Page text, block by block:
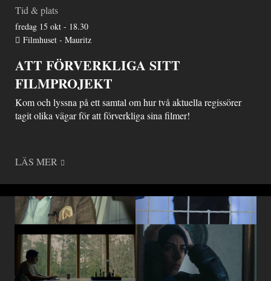
Tid & plats
fredag 15 okt - 18.30
Filmhuset - Mauritz
ATT FÖRVERKLIGA SITT
FILMPROJEKT
Kom och lyssna på ett samtal om hur två aktuella regissörer
tagit olika vägar för att förverkliga sina filmer!
LÄS MER